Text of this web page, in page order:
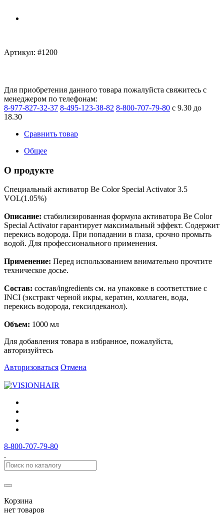
Артикул: #1200
Для приобретения данного товара пожалуйста свяжитесь с
менеджером по телефонам:
8-977-827-32-37 8-495-123-38-82 8-800-707-79-80 с 9.30 до
18.30
Сравнить товар
Общее
О продукте
Специальный активатор Be Color Special Activator 3.5
VOL(1.05%)
Описание: стабилизированная формула активатора Be Color
Special Activator гарантирует максимальный эффект. Содержит
перекись водорода. При попадании в глаза, срочно промыть
водой. Для профессионального применения.
Применение: Перед использованием внимательно прочтите
техническое досье.
Состав: состав/ingredients см. на упаковке в соответствие с
INCI (экстракт черной икры, кератин, коллаген, вода,
перекись водорода, гексилдеканол).
Объем: 1000 мл
Для добавления товара в избранное, пожалуйста,
авторизуйтесь
Авторизоваться Отмена
8-800-707-79-80
.
Корзина
нет товаров